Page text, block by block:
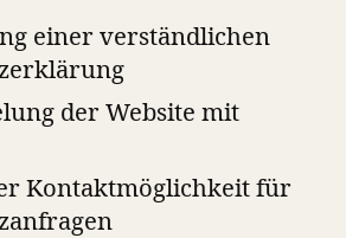
einer verständlichen
der Website mit
Kontaktmöglichkeit für